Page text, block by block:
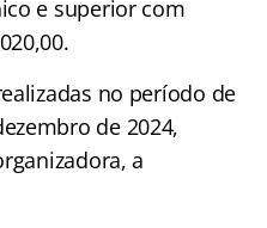
e superior com
no período de
de 2024,
a